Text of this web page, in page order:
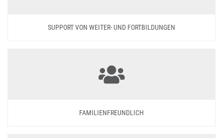
SUPPORT VON WEITER- UND FORTBILDUNGEN
FAMILIENFREUNDLICH